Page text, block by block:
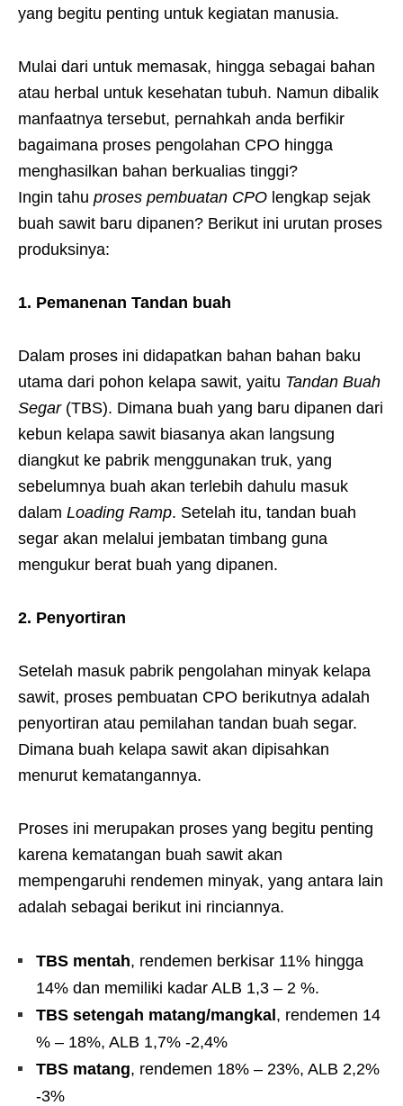
yang begitu penting untuk kegiatan manusia.
Mulai dari untuk memasak, hingga sebagai bahan
atau herbal untuk kesehatan tubuh. Namun dibalik
manfaatnya tersebut, pernahkah anda berfikir
bagaimana proses pengolahan CPO hingga
menghasilkan bahan berkualias tinggi?
Ingin tahu proses pembuatan CPO lengkap sejak
buah sawit baru dipanen? Berikut ini urutan proses
produksinya:
1. Pemanenan Tandan buah
Dalam proses ini didapatkan bahan bahan baku
utama dari pohon kelapa sawit, yaitu Tandan Buah
Segar(TBS). Dimana buah yang baru dipanen dari
kebun kelapa sawit biasanya akan langsung
diangkut ke pabrik menggunakan truk, yang
sebelumnya buah akan terlebih dahulu masuk
dalam Loading Ramp. Setelah itu, tandan buah
segar akan melalui jembatan timbang guna
mengukur berat buah yang dipanen.
2. Penyortiran
Setelah masuk pabrik pengolahan minyak kelapa
sawit, proses pembuatan CPO berikutnya adalah
penyortiran atau pemilahan tandan buah segar.
Dimana buah kelapa sawit akan dipisahkan
menurut kematangannya.
Proses ini merupakan proses yang begitu penting
karena kematangan buah sawit akan
mempengaruhi rendemen minyak, yang antara lain
adalah sebagai berikut ini rinciannya.
TBS mentah, rendemen berkisar 11% hingga
14% dan memiliki kadar ALB 1,3 – 2 %.
TBS setengah matang/mangkal, rendemen 14
% – 18%, ALB 1,7% -2,4%
TBS matang, rendemen 18% – 23%, ALB 2,2%
-3%